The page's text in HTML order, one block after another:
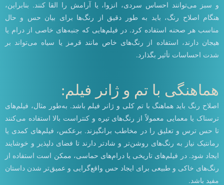
و سبز می‌توانند احساس سردی، انزوا، یا آرامش را القا کنند. بنابراین،
هنگام اصلاح رنگ، باید به طور دقیق از رنگ‌ها برای بیان حس و حال
مناسب هر صحنه استفاده کرد. در فیلم‌هایی که جنبه‌های خاصی از درام یا
هیجان دارند، استفاده از رنگ‌های خاص مانند قرمز یا سیاه می‌تواند بر
شدت احساسات تأثیر بگذارد.
هماهنگی با تم و ژانر فیلم:
اصلاح رنگ باید هماهنگ با تم کلی و ژانر فیلم باشد. به‌طور مثال، فیلم‌های
ترسناک یا معمایی معمولاً از رنگ‌های تیره و کنتراست بالا استفاده می‌کنند
تا حس ترس و تعلیق را در مخاطب برانگیزند. برعکس، فیلم‌های کمدی یا
رمانتیک نیاز به رنگ‌های روشن‌تر و شادتر دارند تا فضای دلپذیر و خوشایند
ایجاد شود. در فیلم‌های تاریخی یا درام‌های حماسی، ممکن است استفاده از
رنگ‌های خاکی و طبیعی برای ایجاد حس واقع‌گرایی و عمیق‌تر شدن داستان
مفید باشد.